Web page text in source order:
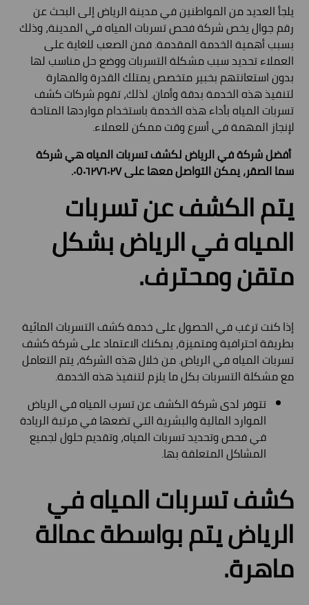
يلجأ العديد من المواطنين في مدينة الرياض إلى البحث عن
رقم جوال يخص شركة فحص تسربات المياه في المدينة، وذلك
بسبب أهمية الخدمة المقدمة. فمن الصعب للغاية على
العملاء تحديد سبب مشكلة التسربات ووضع حل مناسب لها
بدون استعانتهم بخبير متخصص يمتلك القدرة والمهارة
لتنفيذ هذه الخدمة بدقة وأمان. لذلك، تقوم شركات كشف
تسربات المياه بأداء هذه الخدمة باستخدام مواردها المتاحة
لإنجاز المهمة في أسرع وقت ممكن للعملاء.
أفضل شركة في الرياض لكشف تسربات المياه هي شركة
سما الصقر، يمكن التواصل معها على ٠٥٠٦٢٧٦٠٢٧.
يتم الكشف عن تسربات
المياه في الرياض بشكل
متقن ومحترف.
إذا كنت ترغب في الحصول على خدمة كشف التسربات المائية
بطريقة احترافية ومتميزة، يمكنك الاعتماد على شركة كشف
تسربات المياه في الرياض. من خلال هذه الشركة، يتم التعامل
مع مشكلة التسربات بكل ما يلزم لتنفيذ هذه الخدمة.
تتوفر لدى شركة الكشف عن تسرب المياه في الرياض
الموارد المالية والبشرية التي تضعها في مرتبة الريادة
في فحص وتحديد تسربات المياه، وتقديم حلول لجميع
المشاكل المتعلقة بها.
كشف تسربات المياه في
الرياض يتم بواسطة عمالة
ماهرة.